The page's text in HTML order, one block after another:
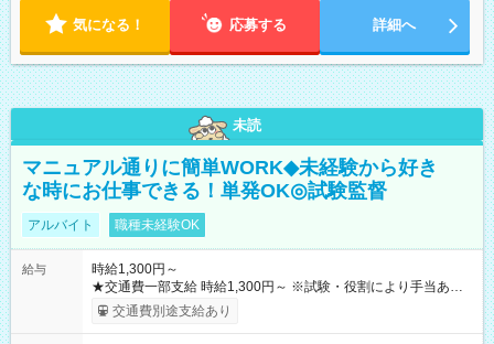
気になる！ 応募する 詳細へ
未読
マニュアル通りに簡単WORK◆未経験から好き
な時にお仕事できる！単発OK◎試験監督
アルバイト 職種未経験OK
給与
時給1,300円～
★交通費一部支給 時給1,300円～ ※試験・役割により手当あり
※勤務回数により昇給あり 【即給（前払い）オプションあ
り！】 希望される場合、勤務から1週間ほどで給与の一部を受け
交通費別途支給あり